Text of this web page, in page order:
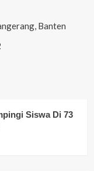
Banten
Siswa Di 73